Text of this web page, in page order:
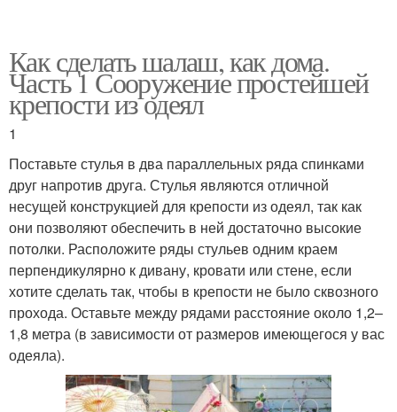
Как сделать шалаш, как дома.
Часть 1 Сооружение простейшей
крепости из одеял
1
Поставьте стулья в два параллельных ряда спинками
друг напротив друга. Стулья являются отличной
несущей конструкцией для крепости из одеял, так как
они позволяют обеспечить в ней достаточно высокие
потолки. Расположите ряды стульев одним краем
перпендикулярно к дивану, кровати или стене, если
хотите сделать так, чтобы в крепости не было сквозного
прохода. Оставьте между рядами расстояние около 1,2–
1,8 метра (в зависимости от размеров имеющегося у вас
одеяла).